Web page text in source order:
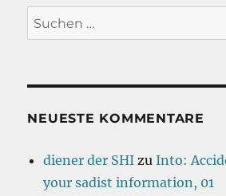
Suchen
nach:
NEUESTE KOMMENTARE
diener der SHI zuInto:
your sadist information, 01